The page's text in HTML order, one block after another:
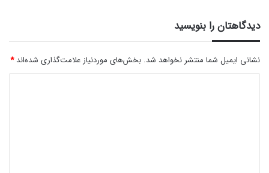
دیدگاهتان را بنویسید
نشانی ایمیل شما منتشر نخواهد شد. بخش‌های موردنیاز علامت‌گذاری شده‌اند*